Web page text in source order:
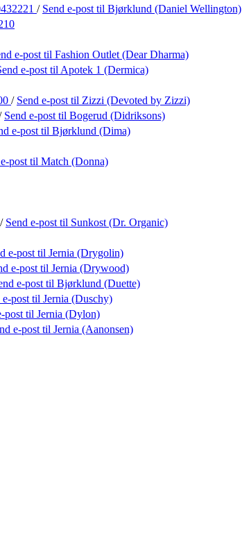
/ Send e-post til Bjørklund (Daniel Wellington)
e-post til Fashion Outlet (Dear Dharma)
e-post til Apotek 1 (Dermica)
/ Send e-post til Zizzi (Devoted by Zizzi)
Send e-post til Bogerud (Didriksons)
e-post til Bjørklund (Dima)
post til Match (Donna)
/ Send e-post til Sunkost (Dr. Organic)
e-post til Jernia (Drygolin)
e-post til Jernia (Drywood)
e-post til Bjørklund (Duette)
e-post til Jernia (Duschy)
post til Jernia (Dylon)
e-post til Jernia (Aanonsen)